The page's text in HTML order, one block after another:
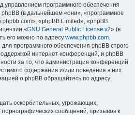
программного обеспечения
(в дальнейшем «они», «программное
«phpBB Limited», «phpBB
«GNU General Public License v2» (в
его можно по адресу www.phpbb.com.
программного обеспечения phpBB строго
интернет-конференций, и phpBB
за то, что администрация конференций
содержания и/или поведения в них.
о phpBB обращайтесь по адресу
оскорбительных, угрожающих,
сообщений, призывов к